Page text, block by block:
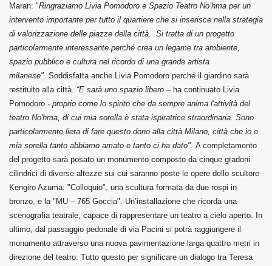
Maran: "Ringraziamo Livia Pomodoro e Spazio Teatro No’hma per un
intervento importante per tutto il quartiere che si inserisce nella strategia
di valorizzazione delle piazze della città. Si tratta di un progetto
particolarmente interessante perché crea un legame tra ambiente,
spazio pubblico e cultura nel ricordo di una grande artista
milanese". Soddisfatta anche Livia Pomodoro perché il giardino sarà
restituito alla città. “E sarà uno spazio libero – ha continuato Livia
Pomodoro - proprio come lo spirito che da sempre anima l'attività del
teatro No'hma, di cui mia sorella è stata ispiratrice straordinaria. Sono
particolarmente lieta di fare questo dono alla città Milano, città che io e
mia sorella tanto abbiamo amato e tanto ci ha dato". A completamento
del progetto sarà posato un monumento composto da cinque gradoni
cilindrici di diverse altezze sui cui saranno poste le opere dello scultore
Kengiro Azuma: "Colloquio", una scultura formata da due rospi in
bronzo, e la "MU – 765 Goccia". Un’installazione che ricorda una
scenografia teatrale, capace di rappresentare un teatro a cielo aperto. In
ultimo, dal passaggio pedonale di via Pacini si potrà raggiungere il
monumento attraverso una nuova pavimentazione larga quattro metri in
direzione del teatro. Tutto questo per significare un dialogo tra Teresa